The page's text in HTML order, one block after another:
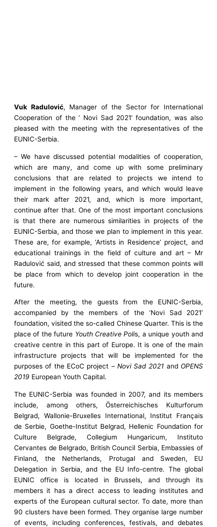
Vuk Radulović, Manager of the Sector for International
Cooperation of the ‘ Novi Sad 2021’ foundation, was also
pleased with the meeting with the representatives of the
EUNIC-Serbia.
– We have discussed potential modalities of cooperation,
which are many, and come up with some preliminary
conclusions that are related to projects we intend to
implement in the following years, and which would leave
their mark after 2021, and, which is more important,
continue after that. One of the most important conclusions
is that there are numerous similarities in projects of the
EUNIC-Serbia, and those we plan to implement in this year.
These are, for example, ‘Artists in Residence’ project, and
educational trainings in the field of culture and art – Mr
Radulović said, and stressed that these common points will
be place from which to develop joint cooperation in the
future.
After the meeting, the guests from the EUNIC-Serbia,
accompanied by the members of the ‘Novi Sad 2021’
foundation, visited the so-called Chinese Quarter. This is the
place of the future Youth Creative Polis, a unique youth and
creative centre in this part of Europe. It is one of the main
infrastructure projects that will be implemented for the
purposes of the ECoC project – Novi Sad 2021 and OPENS
2019 European Youth Capital.
The EUNIC-Serbia was founded in 2007, and its members
include, among others, Österreichisches Kulturforum
Belgrad, Wallonie-Bruxelles International, Institut Français
de Serbie, Goethe-Institut Belgrad, Hellenic Foundation for
Culture Belgrade, Collegium Hungaricum, Instituto
Cervantes de Belgrado, British Council Serbia, Embassies of
Finland, the Netherlands, Protugal and Sweden, EU
Delegation in Serbia, and the EU Info-centre. The global
EUNIC office is located in Brussels, and through its
members it has a direct access to leading institutes and
experts of the European cultural sector. To date, more than
90 clusters have been formed. They organise large number
of events, including conferences, festivals, and debates